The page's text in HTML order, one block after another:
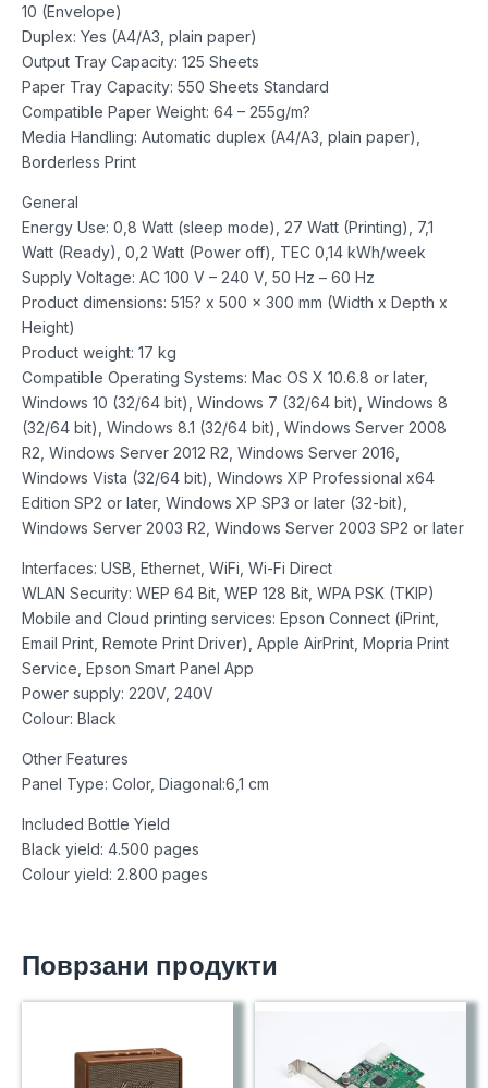
10 (Envelope)
Duplex: Yes (A4/A3, plain paper)
Output Tray Capacity: 125 Sheets
Paper Tray Capacity: 550 Sheets Standard
Compatible Paper Weight: 64 – 255g/m?
Media Handling: Automatic duplex (A4/A3, plain paper),
Borderless Print
General
Energy Use: 0,8 Watt (sleep mode), 27 Watt (Printing), 7,1
Watt (Ready), 0,2 Watt (Power off), TEC 0,14 kWh/week
Supply Voltage: AC 100 V – 240 V, 50 Hz – 60 Hz
Product dimensions: 515? x 500 x 300 mm (Width x Depth x
Height)
Product weight: 17 kg
Compatible Operating Systems: Mac OS X 10.6.8 or later,
Windows 10 (32/64 bit), Windows 7 (32/64 bit), Windows 8
(32/64 bit), Windows 8.1 (32/64 bit), Windows Server 2008
R2, Windows Server 2012 R2, Windows Server 2016,
Windows Vista (32/64 bit), Windows XP Professional x64
Edition SP2 or later, Windows XP SP3 or later (32-bit),
Windows Server 2003 R2, Windows Server 2003 SP2 or later
Interfaces: USB, Ethernet, WiFi, Wi-Fi Direct
WLAN Security: WEP 64 Bit, WEP 128 Bit, WPA PSK (TKIP)
Mobile and Cloud printing services: Epson Connect (iPrint,
Email Print, Remote Print Driver), Apple AirPrint, Mopria Print
Service, Epson Smart Panel App
Power supply: 220V, 240V
Colour: Black
Other Features
Panel Type: Color, Diagonal:6,1 cm
Included Bottle Yield
Black yield: 4.500 pages
Colour yield: 2.800 pages
Поврзани продукти